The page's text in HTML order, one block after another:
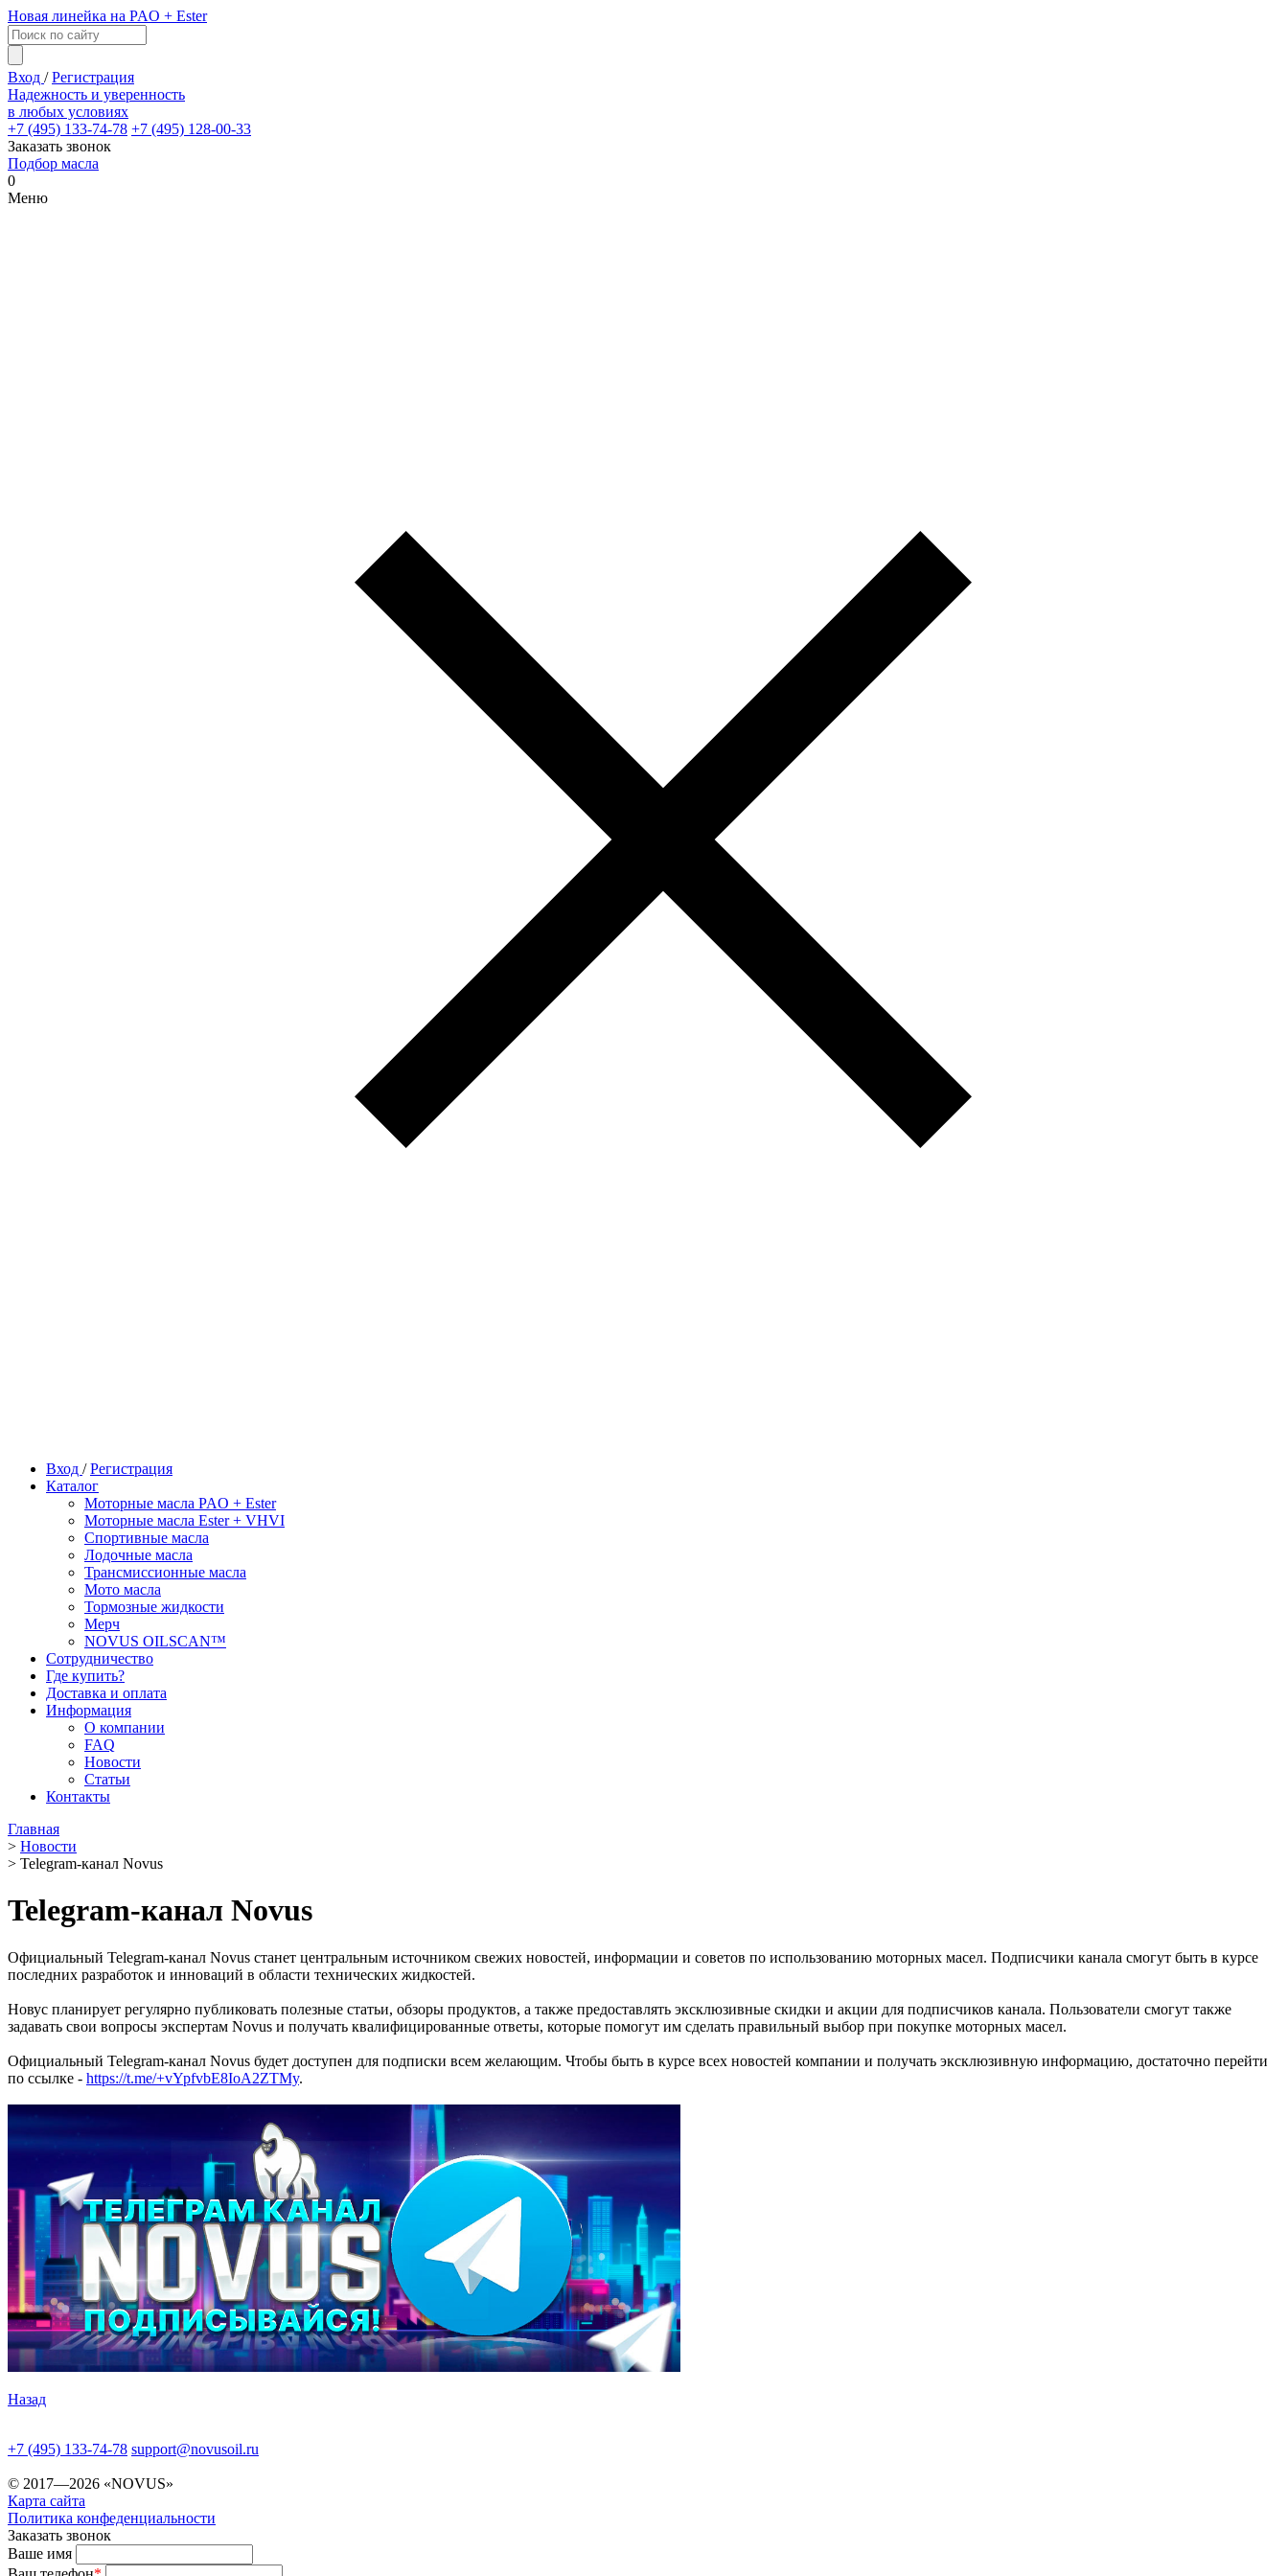
Новая линейка на PAO + Ester
Вход /Регистрация
Надежность и уверенность
в любых условиях
+7 (495) 133-74-78 +7 (495) 128-00-33
Заказать звонок
Подбор масла
0
Меню
Вход /Регистрация
Каталог
Моторные масла PAO + Ester
Моторные масла Ester + VHVI
Спортивные масла
Лодочные масла
Трансмиссионные масла
Мото масла
Тормозные жидкости
Мерч
NOVUS OILSCAN™
Сотрудничество
Где купить?
Доставка и оплата
Информация
О компании
FAQ
Новости
Статьи
Контакты
Главная
> Новости
> Telegram-канал Novus
Telegram-канал Novus
Официальный Telegram-канал Novus станет центральным источником свежих новостей, информации и советов по использованию моторных масел. Подписчики канала смогут быть в курсе
последних разработок и инноваций в области технических жидкостей.
Новус планирует регулярно публиковать полезные статьи, обзоры продуктов, а также предоставлять эксклюзивные скидки и акции для подписчиков канала. Пользователи смогут также
задавать свои вопросы экспертам Novus и получать квалифицированные ответы, которые помогут им сделать правильный выбор при покупке моторных масел.
Официальный Telegram-канал Novus будет доступен для подписки всем желающим. Чтобы быть в курсе всех новостей компании и получать эксклюзивную информацию, достаточно перейти
по ссылке - https://t.me/+vYpfvbE8IoA2ZTMy.
Назад
+7 (495) 133-74-78 support@novusoil.ru
© 2017—2026 «NOVUS»
Карта сайта
Политика конфеденциальности
Заказать звонок
Ваше имя